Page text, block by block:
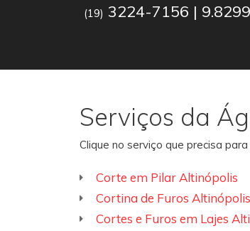
(19) 3224-7156 |
Serviços da
Clique no serviço que precisa
Corte em Pilar Altinópolis
Cortina de Furos Altinópolis
Cortes e Furos em Lajes